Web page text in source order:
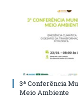
3ª Conferência
Meio Ambiente